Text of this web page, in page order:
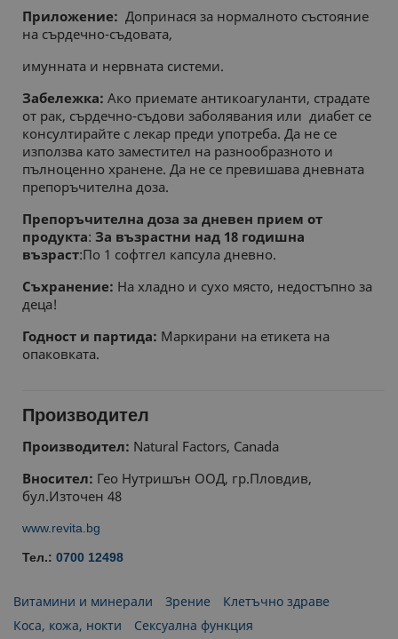
Приложение: Допринася за нормалното състояние
на сърдечно-съдовата,
имунната и нервната системи.
Забележка: Ако приемате антикоагуланти, страдате
от рак, сърдечно-съдови заболявания или диабет се
консултирайте с лекар преди употреба. Да не се
използва като заместител на разнообразното и
пълноценно хранене. Да не се превишава дневната
препоръчителна доза.
Препоръчителна доза за дневен прием от
продукта: За възрастни над 18 годишна
възраст:По 1 софтгел капсула дневно.
Съхранение: На хладно и сухо място, недостъпно за
деца!
Годност и партида: Маркирани на етикета на
опаковката.
Производител
Производител: Natural Factors, Canada
Вносител: Гео Нутришън ООД, гр.Пловдив,
бул.Източен 48
www.revita.bg
Тел.: 0700 12498
Витамини и минерали Зрение
Клетъчно здраве
Коса, кожа, нокти
Сексуална функция
СТАТИСТИЧЕСКИ
ФУНКЦИОНАЛНИ
НЕКЛАСИФИЦИРАНИ